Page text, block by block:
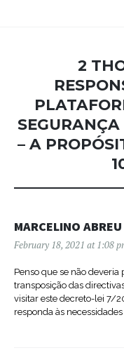
2
– A
MARCELINO ABREU
February 18, 2021 at 1:08
Penso que se não
transposição das
visitar este decreto-lei 7/
responda às